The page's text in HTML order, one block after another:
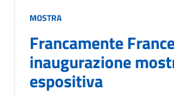
MOSTRA
Francamente
inaugurazione
espositiva